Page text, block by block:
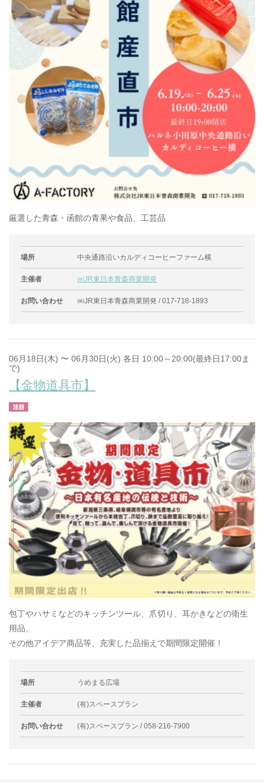
厳選した青森・函館の青果や食品、工芸品
場所 中央通路沿いカルディコーヒーファーム横
主催者 ㈱JR東日本青森商業開発
お問い合わせ ㈱JR東日本青森商業開発 / 017-718-1893
06月18日(木) 〜 06月30日(火) 各日 10:00～20:00(最終日17:00ま
で)
【金物道具市】
包丁やハサミなどのキッチンツール、爪切り、耳かきなどの衛生
用品、
その他アイデア商品等、充実した品揃えで期間限定開催！
場所 うめまる広場
主催者 (有)スペースプラン
お問い合わせ (有)スペースプラン / 058-216-7900